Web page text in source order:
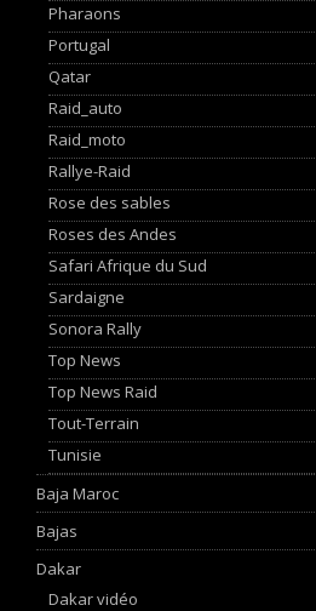
Pharaons
Portugal
Qatar
Raid_auto
Raid_moto
Rallye-Raid
Rose des sables
Roses des Andes
Safari Afrique du Sud
Sardaigne
Sonora Rally
Top News
Top News Raid
Tout-Terrain
Tunisie
Baja Maroc
Bajas
Dakar
Dakar vidéo